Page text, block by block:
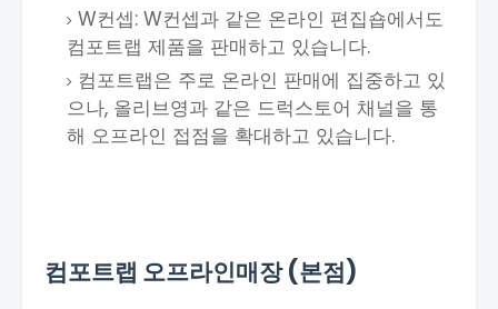
W컨셉: W컨셉과 같은 온라인 편집숍에서도
컴포트랩 제품을 판매하고 있습니다.
컴포트랩은 주로 온라인 판매에 집중하고 있
으나, 올리브영과 같은 드럭스토어 채널을 통
해 오프라인 접점을 확대하고 있습니다.
컴포트랩 오프라인매장 (본점)